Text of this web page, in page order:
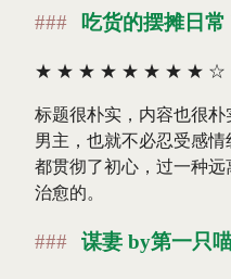
吃货的摆摊日
★ ★ ★ ★ ★ ★ ★ ★ ☆
标题很朴实，内容也很
男主，也就不必忍受感
都贯彻了初心，过一种
治愈的。
谋妻 by第一只